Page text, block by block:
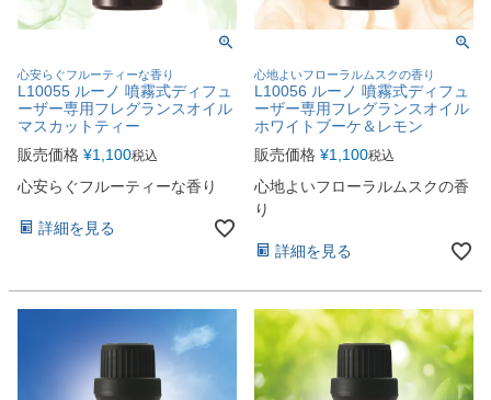
心安らぐフルーティーな香り
L10055 ルーノ 噴霧式ディフュ
ーザー専用フレグランスオイル
マスカットティー
販売価格 ¥1,100税込
心安らぐフルーティーな香り
詳細を見る
心地よいフローラルムスクの香り
L10056 ルーノ 噴霧式ディフュ
ーザー専用フレグランスオイル
ホワイトブーケ＆レモン
販売価格 ¥1,100税込
心地よいフローラルムスクの香
り
詳細を見る